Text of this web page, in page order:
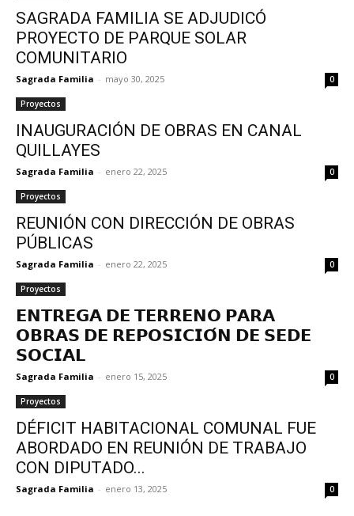
SAGRADA FAMILIA SE ADJUDICÓ
PROYECTO DE PARQUE SOLAR
COMUNITARIO
Sagrada Familia - mayo 30, 2025 0
Proyectos
INAUGURACIÓN DE OBRAS EN CANAL
QUILLAYES
Sagrada Familia - enero 22, 2025 0
Proyectos
REUNIÓN CON DIRECCIÓN DE OBRAS
PÚBLICAS
Sagrada Familia - enero 22, 2025 0
Proyectos
𝗘𝗡𝗧𝗥𝗘𝗚𝗔 𝗗𝗘 𝗧𝗘𝗥𝗥𝗘𝗡𝗢 𝗣𝗔𝗥𝗔
𝗢𝗕𝗥𝗔𝗦 𝗗𝗘 𝗥𝗘𝗣𝗢𝗦𝗜𝗖𝗜𝗢́𝗡 𝗗𝗘 𝗦𝗘𝗗𝗘
𝗦𝗢𝗖𝗜𝗔𝗟
Sagrada Familia - enero 15, 2025 0
Proyectos
DÉFICIT HABITACIONAL COMUNAL FUE
ABORDADO EN REUNIÓN DE TRABAJO
CON DIPUTADO...
Sagrada Familia - enero 13, 2025 0